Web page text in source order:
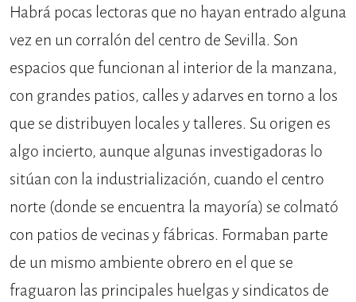
Habrá pocas lectoras que no hayan entrado alguna
vez en un corralón del centro de Sevilla. Son
espacios que funcionan al interior de la manzana,
con grandes patios, calles y adarves en torno a los
que se distribuyen locales y talleres. Su origen es
algo incierto, aunque algunas investigadoras lo
sitúan con la industrialización, cuando el centro
norte (donde se encuentra la mayoría) se colmató
con patios de vecinas y fábricas. Formaban parte
de un mismo ambiente obrero en el que se
fraguaron las principales huelgas y sindicatos de